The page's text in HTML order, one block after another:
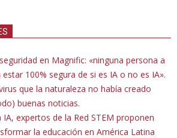
en Magnific: «ninguna persona a
100% segura de si es IA o no es IA».
que la naturaleza no había creado
buenas noticias.
expertos de la Red STEM proponen
la educación en América Latina